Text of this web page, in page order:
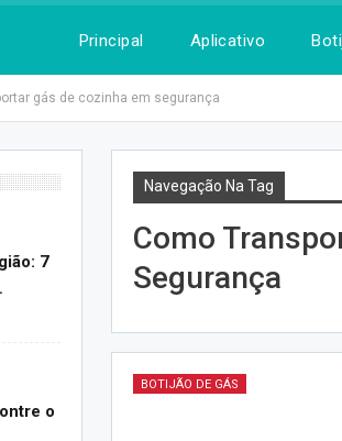
Principal Aplicativo
gás de cozinha em segurança
Navegação Na Tag
Como
Segurança
BOTIJÃO DE GÁS
7
o